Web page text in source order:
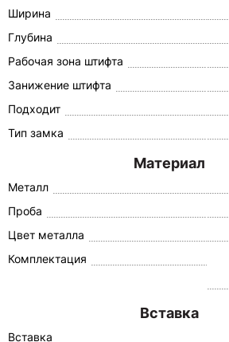
Ширина
Глубина
Рабочая зона штифта
Занижение штифта
Подходит
Тип замка
Материал
Металл
Проба
Цвет металла
Комплектация
Вставка
Вставка